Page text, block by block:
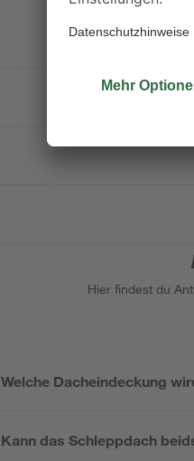
Hier findest du
Welche Dacheindeckung
Kann das Schleppdach